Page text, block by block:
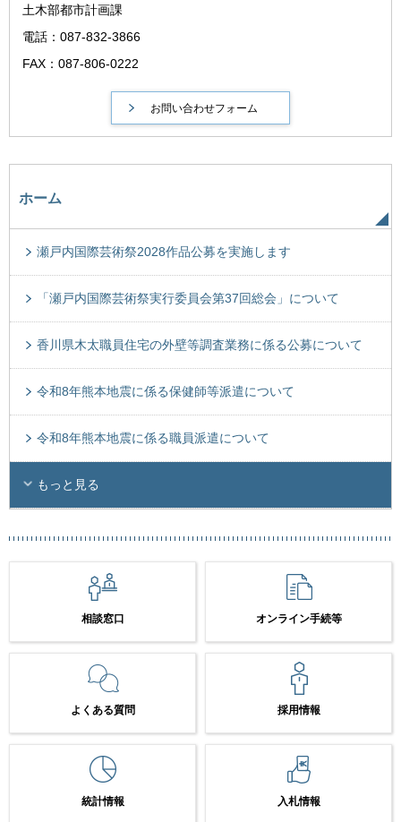
土木部都市計画課
電話：087-832-3866
FAX：087-806-0222
ホーム
瀬戸内国際芸術祭2028作品公募を実施します
「瀬戸内国際芸術祭実行委員会第37回総会」について
香川県木太職員住宅の外壁等調査業務に係る公募について
令和8年熊本地震に係る保健師等派遣について
令和8年熊本地震に係る職員派遣について
もっと見る
相談窓口 オンライン手続等
よくある質問 採用情報
統計情報 入札情報